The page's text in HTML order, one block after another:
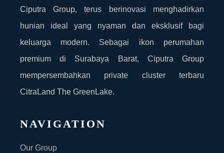
Ciputra Group, terus berinovasi menghadirkan
hunian ideal yang nyaman dan eksklusif bagi
keluarga modern. Sebagai ikon perumahan
premium di Surabaya Barat, Ciputra Group
mempersembahkan private cluster terbaru
CitraLand The GreenLake.
NAVIGATION
Our Group